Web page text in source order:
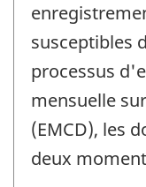
susceptibles
processus
mensuelle
(EMCD), les
deux